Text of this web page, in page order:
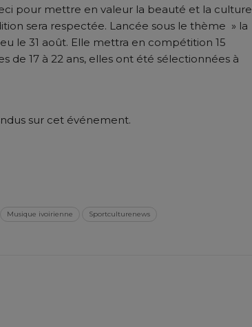
pour mettre en valeur la beauté et la culture
sera respectée. Lancée sous le thème » la
le 31 août. Elle mettra en compétition 15
de 17 à 22 ans, elles ont été sélectionnées à
sur cet événement.
Musique ivoirienne Sportculturenews